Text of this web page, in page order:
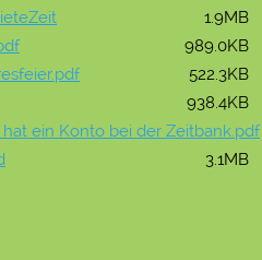
1.9MB
989.0KB
522.3KB
938.4KB
ein Konto bei der Zeitbank.pdf
3.1MB